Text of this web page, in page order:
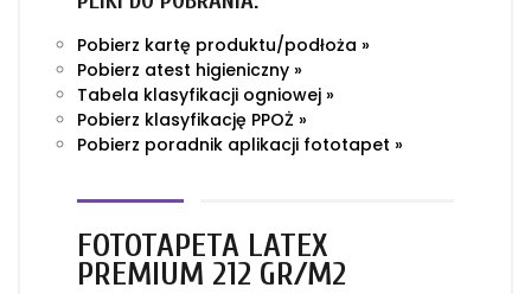
Pobierz kartę produktu/podłoża »
Pobierz atest higieniczny »
Tabela klasyfikacji ogniowej »
Pobierz klasyfikację PPOŻ »
Pobierz poradnik aplikacji fototapet »
FOTOTAPETA LATEX
PREMIUM 212 GR/M2